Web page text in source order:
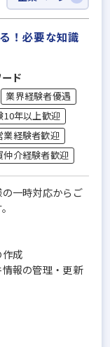
！必要な知識
ド
業界経験者優遇
10年以上歓迎
業経験者歓迎
仲介経験者歓迎
一時対応からご
作成
報の管理・更新